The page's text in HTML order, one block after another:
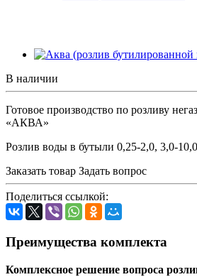
В наличии
Готовое производство по розливу
«АКВА»
Розлив воды в бутыли 0,25-2,0, 3,0-
Заказать товар Задать вопрос
Поделиться ссылкой:
Преимущества комплекта
Комплексное решение вопроса